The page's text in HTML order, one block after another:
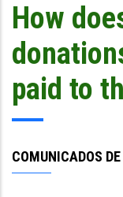
How
paid to
COMUNICADOS